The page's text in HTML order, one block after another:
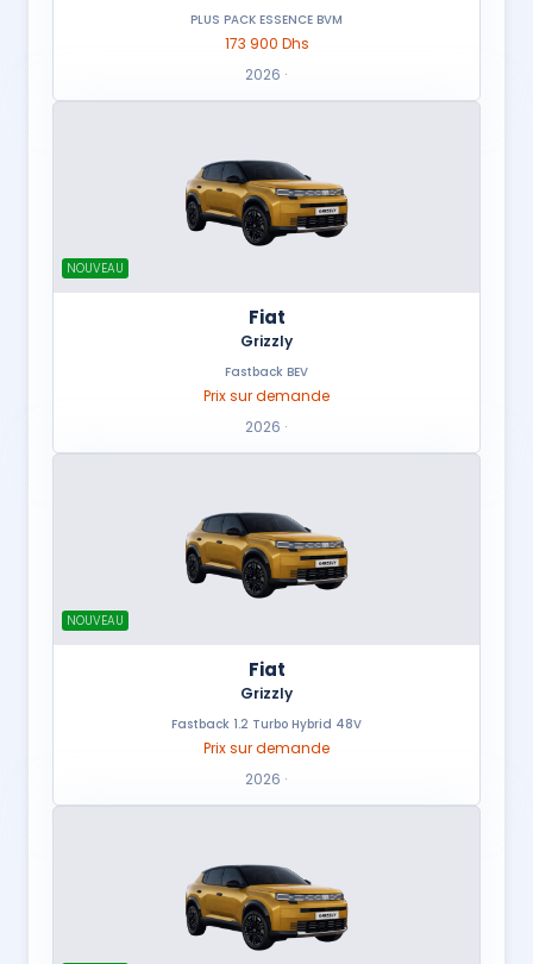
PLUS PACK ESSENCE BVM
173 900 Dhs
2026 ·
NOUVEAU
Fiat
Grizzly
Fastback BEV
Prix sur demande
2026 ·
NOUVEAU
Fiat
Grizzly
Fastback 1.2 Turbo Hybrid 48V
Prix sur demande
2026 ·